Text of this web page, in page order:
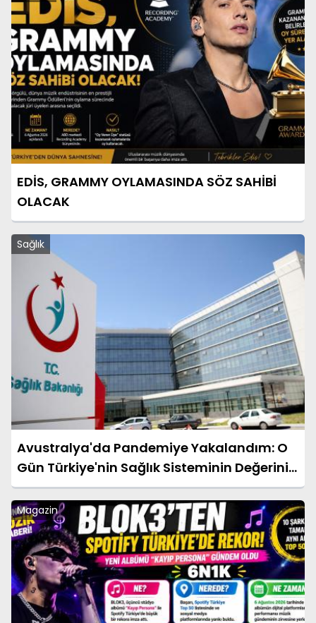
EDİS, GRAMMY OYLAMASINDA SÖZ SAHİBİ
OLACAK
Sağlık
Avustralya'da Pandemiye Yakalandım: O
Gün Türkiye'nin Sağlık Sisteminin Değerini
Çok Daha İyi Anladım
Magazin